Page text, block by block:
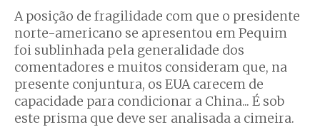
A posição de fragilidade com que o presidente
norte-americano se apresentou em Pequim
foi sublinhada pela generalidade dos
comentadores e muitos consideram que, na
presente conjuntura, os EUA carecem de
capacidade para condicionar a China... É sob
este prisma que deve ser analisada a cimeira.